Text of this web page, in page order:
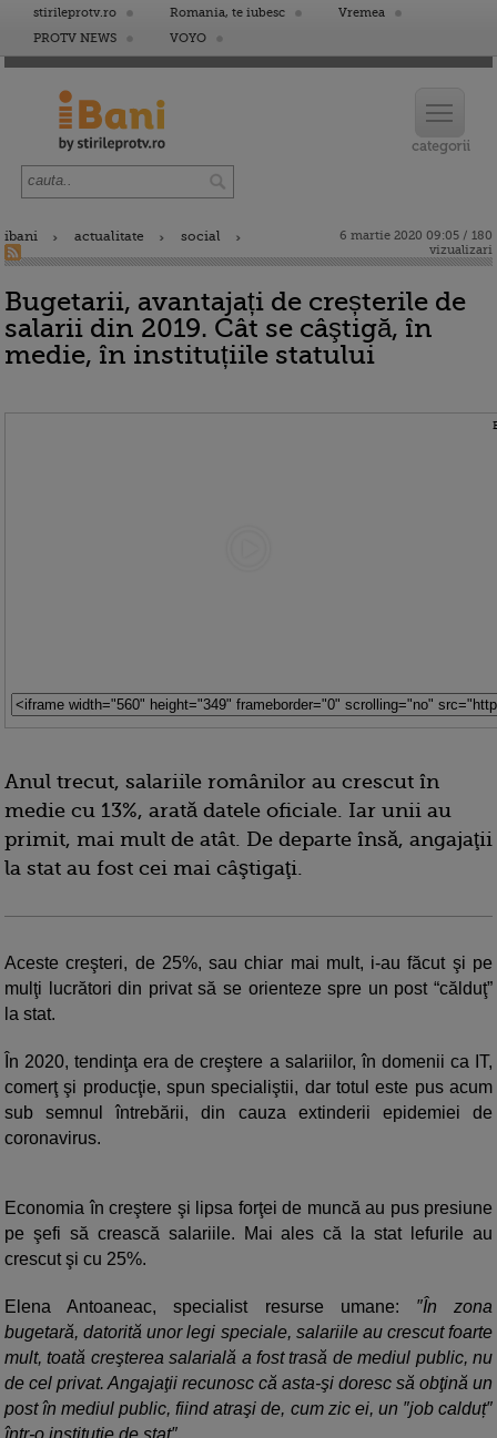
stirileprotv.ro Romania, te iubesc
Vremea
PROTV NEWS
VOYO
ibani actualitate social
6 martie 2020 09:05 / 180
vizualizari
Bugetarii, avantajați de creșterile de
salarii din 2019. Cât se câştigă, în
medie, în instituțiile statului
Anul trecut, salariile românilor au crescut în
medie cu 13%, arată datele oficiale. Iar unii au
primit, mai mult de atât. De departe însă, angajaţii
la stat au fost cei mai câştigaţi.
Aceste creşteri, de 25%, sau chiar mai mult, i-au făcut şi pe
mulţi lucrători din privat să se orienteze spre un post “călduţ”
la stat.
În 2020, tendinţa era de creştere a salariilor, în domenii ca IT,
comerţ şi producţie, spun specialiştii, dar totul este pus acum
sub semnul întrebării, din cauza extinderii epidemiei de
coronavirus.
Economia în creştere şi lipsa forţei de muncă au pus presiune
pe şefi să crească salariile. Mai ales că la stat lefurile au
crescut şi cu 25%.
Elena Antoaneac, specialist resurse umane: ″În zona
bugetară, datorită unor legi speciale, salariile au crescut foarte
mult, toată creşterea salarială a fost trasă de mediul public, nu
de cel privat. Angajaţii recunosc că asta-şi doresc să obţină un
post în mediul public, fiind atraşi de, cum zic ei, un ″⁣job calduț″⁣
într-o instituţie de stat″⁣.